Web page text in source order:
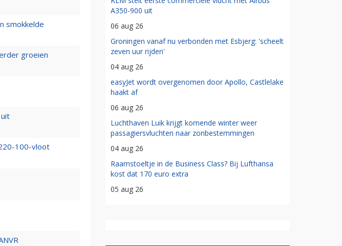
smokkelde
groeien
100-vloot
A350-900 uit
06 aug 26
Groningen vanaf nu verbonden met Esbjerg: 'scheelt
zeven uur rijden'
04 aug 26
easyJet wordt overgenomen door Apollo, Castlelake
haakt af
06 aug 26
Luchthaven Luik krijgt komende winter weer
passagiersvluchten naar zonbestemmingen
04 aug 26
Raamstoeltje in de Business Class? Bij Lufthansa
kost dat 170 euro extra
05 aug 26